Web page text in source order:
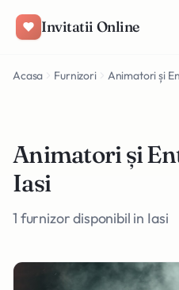
Invitatii Online
Acasa Furnizori Animatori și
Animatori și
Iasi
1 furnizor disponibil in Iasi